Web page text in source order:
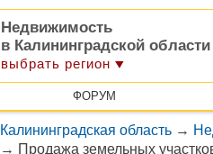
Недвижимость
в Калининградской области
выбрать регион
ФОРУМ
Калининградская область →
→ Продажа земельных